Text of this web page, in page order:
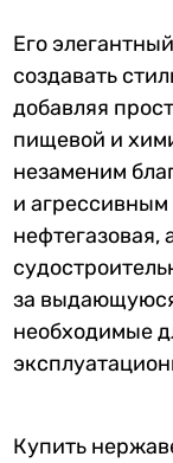
Его
создавать
добавляя
пищевой и
незаменим
и агрессивным
нефтегазовая,
за
необходимые
Купить